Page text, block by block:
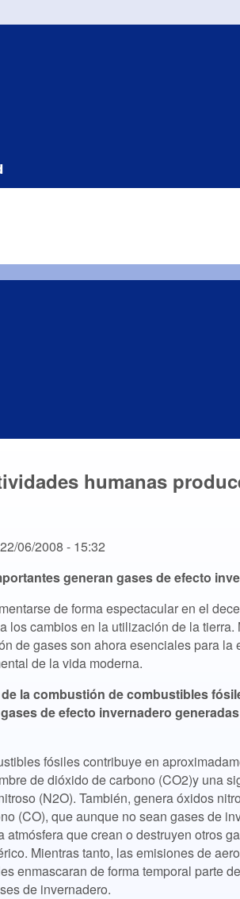
humanas
06/2008 - 15:32
generan gases de efecto
de forma espectacular en el
los cambios en la utilización de la tierra.
de gases son ahora esenciales para la
de la vida moderna.
la combustión de combustibles
de efecto invernadero
fósiles contribuye en
de dióxido de carbono (CO2)y una
(N2O). También, genera óxidos
(CO), que aunque no sean gases de
que crean o destruyen otros
Mientras tanto, las emisiones de
enmascaran de forma temporal parte
de invernadero.